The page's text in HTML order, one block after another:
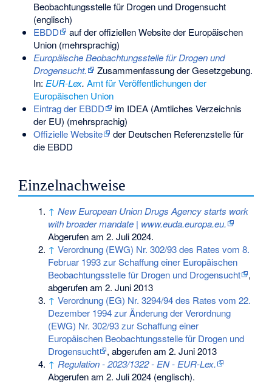
Beobachtungsstelle für Drogen und Drogensucht
(englisch)
EBDD
auf der offiziellen Website der Europäischen
Union (mehrsprachig)
Europäische Beobachtungsstelle für Drogen und
Drogensucht.
Zusammenfassung der Gesetzgebung.
In: EUR-Lex. Amt für Veröffentlichungen der
Europäischen Union
Eintrag der EBDD
im IDEA (Amtliches Verzeichnis
der EU) (mehrsprachig)
Offizielle Website
der Deutschen Referenzstelle für
die EBDD
Einzelnachweise
↑ New European Union Drugs Agency starts work
with broader mandate | www.euda.europa.eu.
Abgerufen am 2. Juli 2024.
↑ Verordnung (EWG) Nr. 302/93 des Rates vom 8.
Februar 1993 zur Schaffung einer Europäischen
Beobachtungsstelle für Drogen und Drogensucht
,
abgerufen am 2. Juni 2013
↑ Verordnung (EG) Nr. 3294/94 des Rates vom 22.
Dezember 1994 zur Änderung der Verordnung
(EWG) Nr. 302/93 zur Schaffung einer
Europäischen Beobachtungsstelle für Drogen und
Drogensucht
, abgerufen am 2. Juni 2013
↑ Regulation - 2023/1322 - EN - EUR-Lex.
Abgerufen am 2. Juli 2024 (englisch).